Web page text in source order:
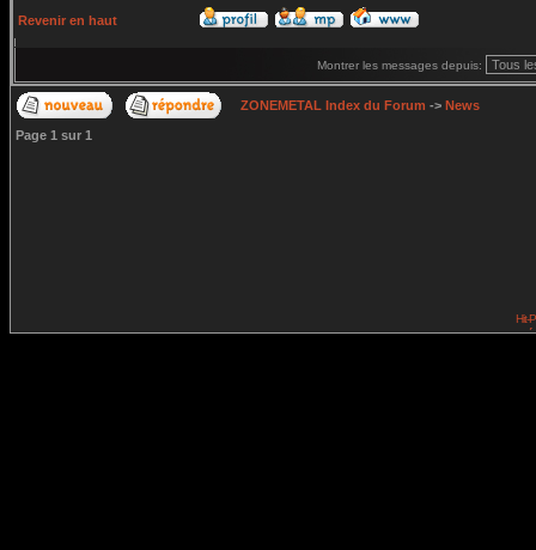
Revenir en haut
Montrer les messages depuis:
ZONEMETAL Index du Forum -> News
Page 1 sur 1